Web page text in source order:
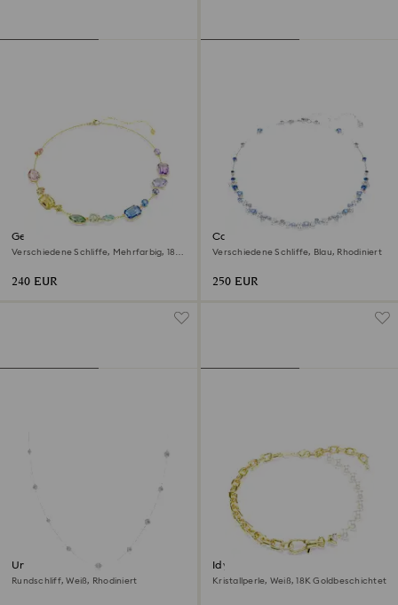
Gema Halskette
Verschiedene Schliffe, Mehrfarbig, 18K
240 EUR
Constella Halskette
Verschiedene Schliffe, Blau, Rhodiniert
250 EUR
Una Angelic lange Halskette
Rundschliff, Weiß, Rhodiniert
Idyllia Halskette
Kristallperle, Weiß, 18K Goldbeschichtet